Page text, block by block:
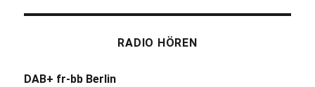
RADIO HÖREN
DAB+ fr-bb Berlin